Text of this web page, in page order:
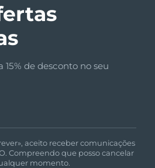
15% de desconto no seu
aceito receber comunicações
Compreendo que posso cancelar
momento.